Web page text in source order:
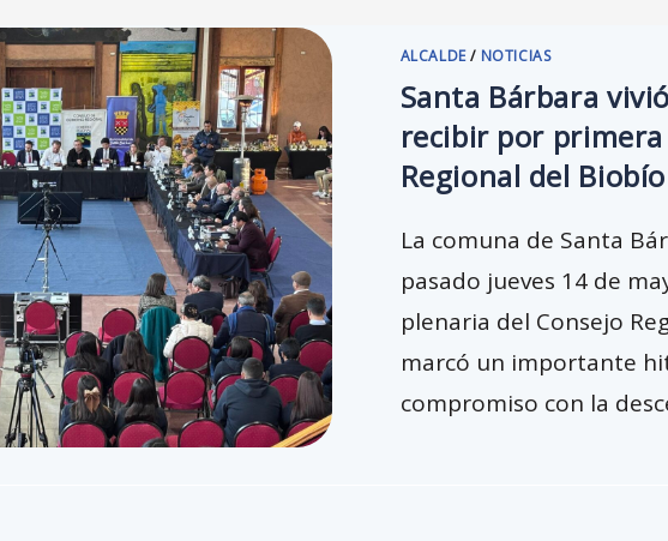
ALCALDE/ NOTICIAS
Santa Bárbara
recibir por primera
Regional del Biobío
La comuna de Santa
pasado jueves 14 de
plenaria del Consejo
marcó un importante
compromiso con la